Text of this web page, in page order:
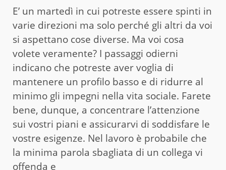
E’ un martedì in cui potreste essere spinti in
varie direzioni ma solo perché gli altri da voi
si aspettano cose diverse. Ma voi cosa
volete veramente? I passaggi odierni
indicano che potreste aver voglia di
mantenere un profilo basso e di ridurre al
minimo gli impegni nella vita sociale. Farete
bene, dunque, a concentrare l’attenzione
sui vostri piani e assicurarvi di soddisfare le
vostre esigenze. Nel lavoro è probabile che
la minima parola sbagliata di un collega vi
offenda e